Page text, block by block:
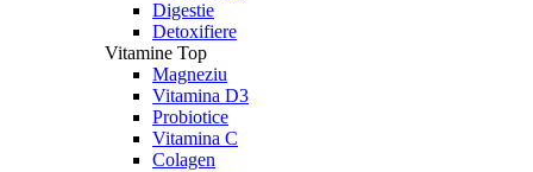
Digestie
Detoxifiere
Vitamine Top
Magneziu
Vitamina D3
Probiotice
Vitamina C
Colagen